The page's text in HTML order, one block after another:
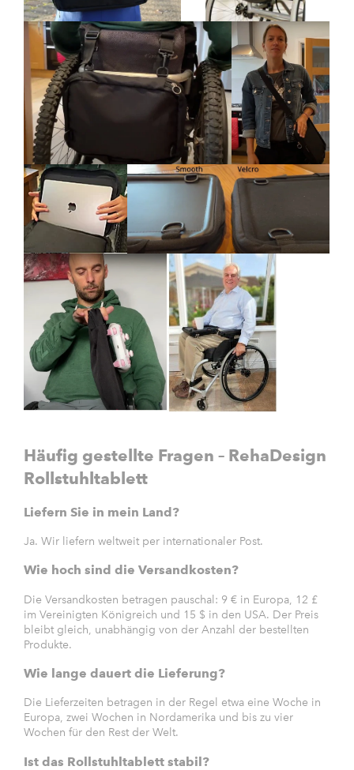
Häufig gestellte Fragen – RehaDesign
Rollstuhltablett
Liefern Sie in mein Land?
Ja. Wir liefern weltweit per internationaler Post.
Wie hoch sind die Versandkosten?
Die Versandkosten betragen pauschal: 9 € in Europa, 12 £
im Vereinigten Königreich und 15 $ in den USA. Der Preis
bleibt gleich, unabhängig von der Anzahl der bestellten
Produkte.
Wie lange dauert die Lieferung?
Die Lieferzeiten betragen in der Regel etwa eine Woche in
Europa, zwei Wochen in Nordamerika und bis zu vier
Wochen für den Rest der Welt.
Ist das Rollstuhltablett stabil?